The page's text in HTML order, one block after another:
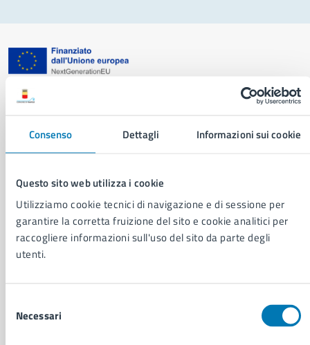
Consenso Dettagli Informazioni sui cookie
Questo sito web utilizza i cookie
Utilizziamo cookie tecnici di navigazione e di sessione per
garantire la corretta fruizione del sito e cookie analitici per
raccogliere informazioni sull'uso del sito da parte degli
utenti.
delNecessari
AMMINISTRAZIONE
Organi di governo
Uffici
Enti e fondazioni
Politici
Personale amministrativo